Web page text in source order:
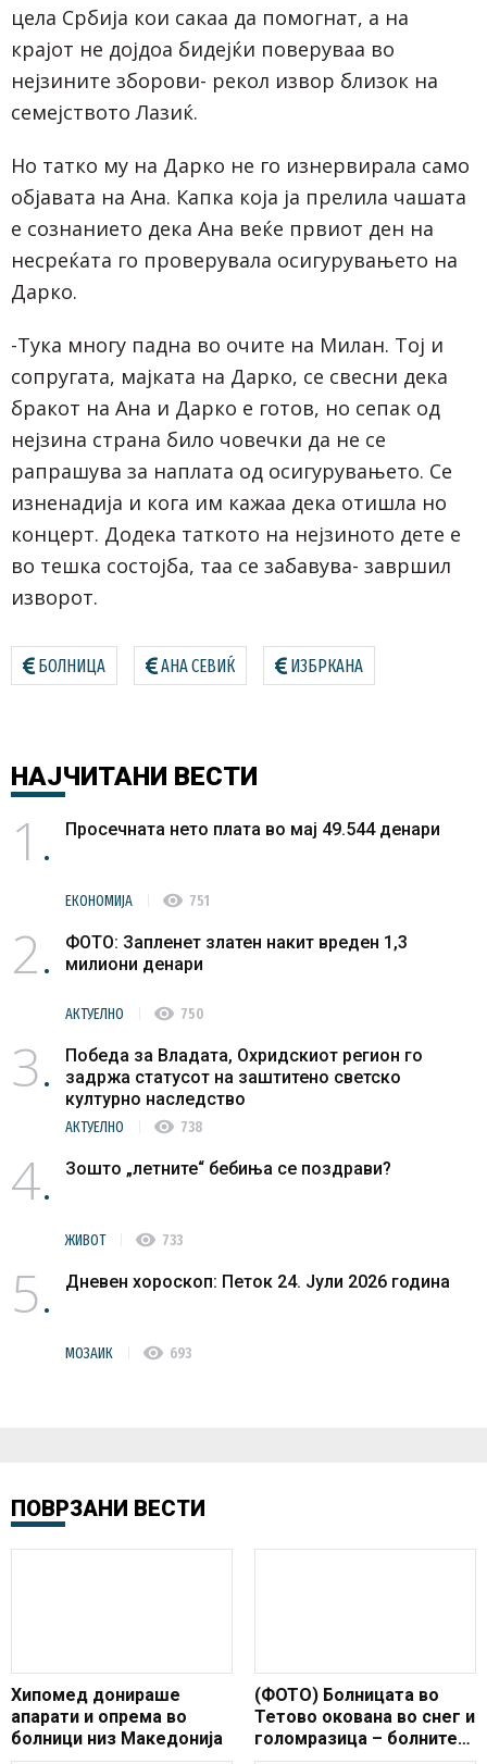
цела Србија кои сакаа да помогнат, а на
крајот не дојдоа бидејќи поверуваа во
нејзините зборови- рекол извор близок на
семејството Лазиќ.
Но татко му на Дарко не го изнервирала само
објавата на Ана. Капка која ја прелила чашата
е сознанието дека Ана веќе првиот ден на
несреќата го проверувала осигурувањето на
Дарко.
-Тука многу падна во очите на Милан. Тој и
сопругата, мајката на Дарко, се свесни дека
бракот на Ана и Дарко е готов, но сепак од
нејзина страна било човечки да не се
рапрашува за наплата од осигурувањето. Се
изненадија и кога им кажаа дека отишла но
концерт. Додека таткото на нејзиното дете е
во тешка состојба, таа се забавува- завршил
изворот.
БОЛНИЦА АНА СЕВИЌ ИЗБРКАНА
НАЈЧИТАНИ ВЕСТИ
1 Просечната нето плата во мај 49.544 денари
ЕКОНОМИЈА visibility 751
2
ФОТО: Запленет златен накит вреден 1,3
милиони денари
АКТУЕЛНО visibility 750
3
Победа за Владата, Охридскиот регион го
задржа статусот на заштитено светско
културно наследство
АКТУЕЛНО visibility 738
4 Зошто „летните“ бебиња се поздрави?
ЖИВОТ visibility 733
5 Дневен хороскоп: Петок 24. Јули 2026 година
МОЗАИК visibility 693
ПОВРЗАНИ ВЕСТИ
Хипомед донираше
апарати и опрема во
болници низ Македонија
(ФОТО) Болницата во
Тетово окована во снег и
голомразица – болните
не може да стигнат до